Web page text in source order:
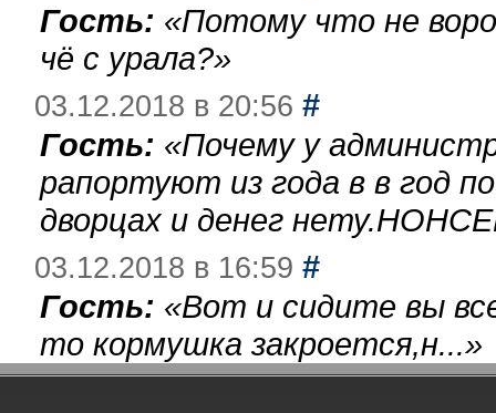
Гость: «Потому что не
чё с урала?»
03.12.2018 в 20:56 #
Гость: «Почему у
рапортуют из года в в год
дворцах и денег
03.12.2018 в 16:59 #
Гость: «Вот и сидите вы
то кормушка закроется,н...»